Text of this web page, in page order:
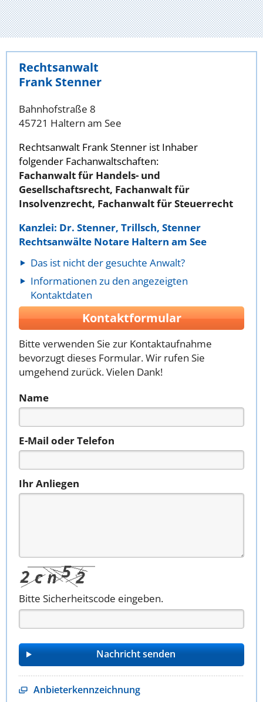
Rechtsanwalt
Frank Stenner
Bahnhofstraße 8
45721 Haltern am See
Rechtsanwalt Frank Stenner ist Inhaber
folgender Fachanwaltschaften:
Fachanwalt für Handels- und
Gesellschaftsrecht, Fachanwalt für
Insolvenzrecht, Fachanwalt für Steuerrecht
Kanzlei: Dr. Stenner, Trillsch, Stenner
Rechtsanwälte Notare Haltern am See
Das ist nicht der gesuchte Anwalt?
Informationen zu den angezeigten
Kontaktdaten
Kontaktformular
Bitte verwenden Sie zur Kontaktaufnahme
bevorzugt dieses Formular. Wir rufen Sie
umgehend zurück. Vielen Dank!
Name
E-Mail oder Telefon
Ihr Anliegen
Bitte Sicherheitscode eingeben.
Anbieterkennzeichnung